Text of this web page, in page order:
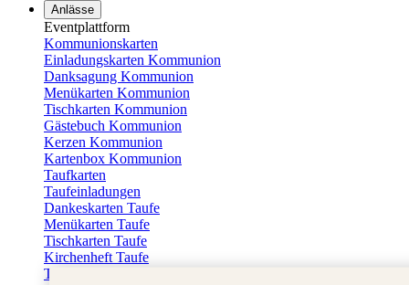
Anlässe
Eventplattform
Kommunionskarten
Einladungskarten Kommunion
Danksagung Kommunion
Menükarten Kommunion
Tischkarten Kommunion
Gästebuch Kommunion
Kerzen Kommunion
Kartenbox Kommunion
Taufkarten
Taufeinladungen
Dankeskarten Taufe
Menükarten Taufe
Tischkarten Taufe
Kirchenheft Taufe
Taufkerzen